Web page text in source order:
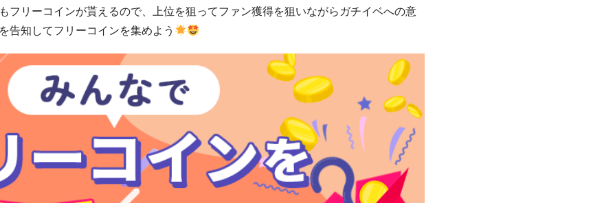
フリーコインが貰えるので、上位を狙ってファン獲得を狙いながらガチイベへの意
告知してフリーコインを集めよう